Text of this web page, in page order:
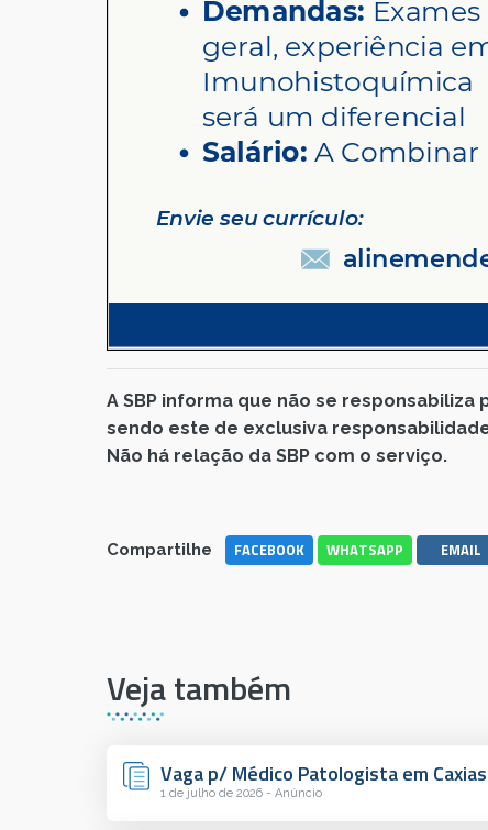
A SBP informa que não se
sendo este de exclusiva
Não há relação da SBP com o serviço.
Compartilhe FACEBOOK WHATSAPP EMAIL
Veja também
Vaga p/ Médico Patologista em
1 de julho de 2026 - Anúncio